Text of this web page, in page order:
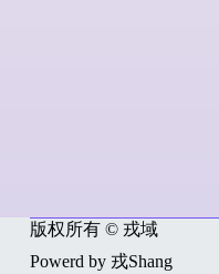
版权所有 © 戎域
Powerd by 戎Shang